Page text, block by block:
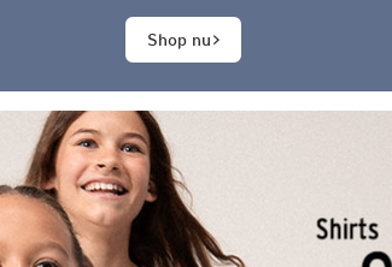
Shop nu